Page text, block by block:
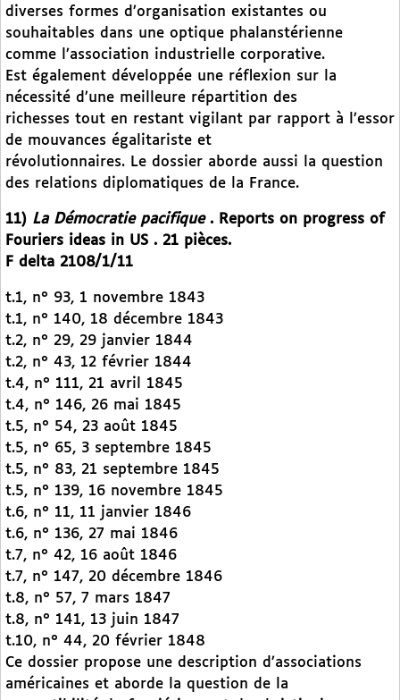
diverses formes d’organisation existantes ou
souhaitables dans une optique phalanstérienne
comme l’association industrielle corporative.
Est également développée une réflexion sur la
nécessité d’une meilleure répartition des
richesses tout en restant vigilant par rapport à l’essor
de mouvances égalitariste et
révolutionnaires. Le dossier aborde aussi la question
des relations diplomatiques de la France.
11) La Démocratie pacifique . Reports on progress of
Fouriers ideas in US . 21 pièces.
F delta 2108/1/11
t.1, n° 93, 1 novembre 1843
t.1, n° 140, 18 décembre 1843
t.2, n° 29, 29 janvier 1844
t.2, n° 43, 12 février 1844
t.4, n° 111, 21 avril 1845
t.4, n° 146, 26 mai 1845
t.5, n° 54, 23 août 1845
t.5, n° 65, 3 septembre 1845
t.5, n° 83, 21 septembre 1845
t.5, n° 139, 16 novembre 1845
t.6, n° 11, 11 janvier 1846
t.6, n° 136, 27 mai 1846
t.7, n° 42, 16 août 1846
t.7, n° 147, 20 décembre 1846
t.8, n° 57, 7 mars 1847
t.8, n° 141, 13 juin 1847
t.10, n° 44, 20 février 1848
Ce dossier propose une description d’associations
américaines et aborde la question de la